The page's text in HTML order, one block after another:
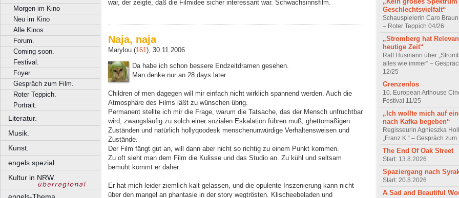
Morgen im Kino
Neu im Kino
Alle Kinos.
Forum.
Coming soon.
Festival.
Foyer.
Gespräch zum Film.
Roter Teppich.
Portrait.
Literatur.
Musik.
Kunst.
engels spezial.
Kultur in NRW.
war, der zeigte, daß die Filmidee sicher interessant war. Schwachsinnsfilm.
Naja, naja
Marylou (161), 30.11.2006
Da habe ich schon bessere Endzeitdramen gesehen.
Man denke nur an 28 days later.
Children of men dagegen will mir einfach nicht wirklich spannend werden. Auch die
Atmosphäre des Films läßt zu wünschen übrig.
Permanent stellte ich mir die Frage, warum die Tatsache, das der Mensch unfruchtbar
wird, zwangsläufig zu solch einer sozialen Eskalation führen muß, ghettomäßigen
Zuständen und natürlich hollyqoodesk menschenunwürdige Verhaltensweisen und
Zustände.
Der Film fängt gut an, will dann aber nicht so richtig zu einem Punkt kommen.
Zu oft sieht man dem Film die Kulisse und das Studio an. Zu kühl und seltsam
bemüht kommt er daher.
Er hat mich leider ziemlich kalt gelassen, und die opulente Inszenierung kann nicht
über den mangel an phantasie in der story wegtrösten. Klischeebeladen und
Geschlechtsvielfalt“
Schauspielerin Caro Braun
– Roter Teppich 04/26
„Stromberg hat
heutige Zeit“
Ralf Husmann über
alles wie immer“ –
12/25
Grenzenlos
10. European Arthouse
Festival 11/25
„Ich wollte mich auf
nach Kafka begeben“
Regisseurin Agnieszka
„Franz K.“ – Gespräch
The End Of Oak Street
Start: 13.8.2026
Spaziergang nach
Start: 20.8.2026
A Sad and Beautiful